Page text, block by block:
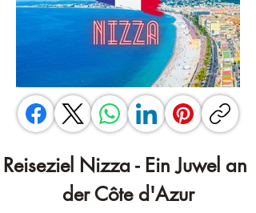
Reiseziel Nizza - Ein Juwel an
der Côte d'Azur